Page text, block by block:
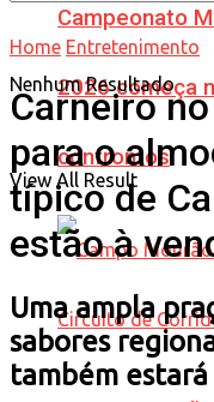
Campeonato
2026 começa
confrontos
Nenhum Resultado
View All Result
Home Entretenimento
Carneiro
para o
típico de
estão à
Uma ampla
sabores
também